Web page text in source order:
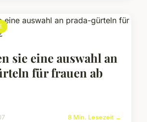
sie eine auswahl an
für frauen ab
8 Min. Lesezeit →